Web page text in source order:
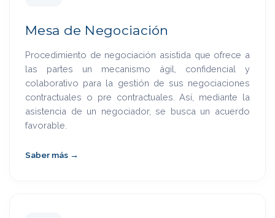
Mesa de Negociación
Procedimiento de negociación asistida que ofrece a
las partes un mecanismo ágil, confidencial y
colaborativo para la gestión de sus negociaciones
contractuales o pre contractuales. Así, mediante la
asistencia de un negociador, se busca un acuerdo
favorable.
Saber más →